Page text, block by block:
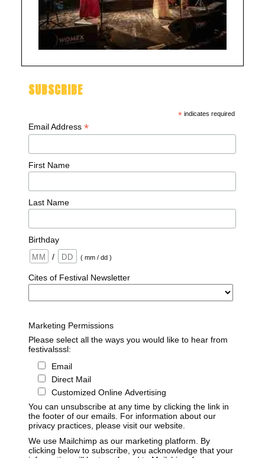
SUBSCRIBE
* indicates required
Email Address *
First Name
Last Name
Birthday
/
( mm / dd )
Cites of Festival Newsletter
Marketing Permissions
Please select all the ways you would like to hear from
festivalsssl:
Email
Direct Mail
Customized Online Advertising
You can unsubscribe at any time by clicking the link in
the footer of our emails. For information about our
privacy practices, please visit our website.
We use Mailchimp as our marketing platform. By
clicking below to subscribe, you acknowledge that your